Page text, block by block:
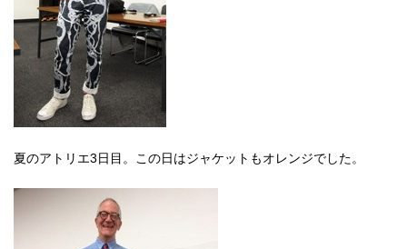
夏のアトリエ3日目。この日はジャケットもオレンジでした。